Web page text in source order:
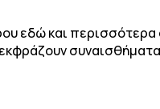
εδώ και περισσότερα
συναισθήματα